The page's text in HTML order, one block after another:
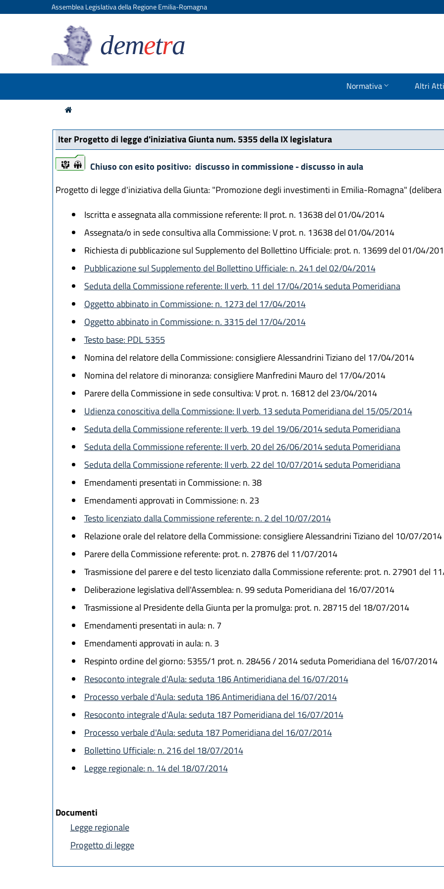
Assemblea Legislativa della Regione Emilia-Romagna
demetra
Normativa Altri Atti
Iter Progetto di legge d'iniziativa Giunta num. 5355 della IX legislatura
Chiuso con esito positivo: discusso in commissione - discusso in aula
Progetto di legge d'iniziativa della Giunta: "Promozione degli investimenti in Emilia-Romagna"
Iscritta e assegnata alla commissione referente: II prot. n. 13638 del 01/04/2014
Assegnata/o in sede consultiva alla Commissione: V prot. n. 13638 del 01/04/2014
Richiesta di pubblicazione sul Supplemento del Bollettino Ufficiale: prot. n. 13699 del 01/04/
Pubblicazione sul Supplemento del Bollettino Ufficiale: n. 241 del 02/04/2014
Seduta della Commissione referente: II verb. 11 del 17/04/2014 seduta Pomeridiana
Oggetto abbinato in Commissione: n. 1273 del 17/04/2014
Oggetto abbinato in Commissione: n. 3315 del 17/04/2014
Testo base: PDL 5355
Nomina del relatore della Commissione: consigliere Alessandrini Tiziano del 17/04/2014
Nomina del relatore di minoranza: consigliere Manfredini Mauro del 17/04/2014
Parere della Commissione in sede consultiva: V prot. n. 16812 del 23/04/2014
Udienza conoscitiva della Commissione: II verb. 13 seduta Pomeridiana del 15/05/2014
Seduta della Commissione referente: II verb. 19 del 19/06/2014 seduta Pomeridiana
Seduta della Commissione referente: II verb. 20 del 26/06/2014 seduta Pomeridiana
Seduta della Commissione referente: II verb. 22 del 10/07/2014 seduta Pomeridiana
Emendamenti presentati in Commissione: n. 38
Emendamenti approvati in Commissione: n. 23
Testo licenziato dalla Commissione referente: n. 2 del 10/07/2014
Relazione orale del relatore della Commissione: consigliere Alessandrini Tiziano del 10/07/2014
Parere della Commissione referente: prot. n. 27876 del 11/07/2014
Trasmissione del parere e del testo licenziato dalla Commissione referente: prot. n. 27901 del
Deliberazione legislativa dell'Assemblea: n. 99 seduta Pomeridiana del 16/07/2014
Trasmissione al Presidente della Giunta per la promulga: prot. n. 28715 del 18/07/2014
Emendamenti presentati in aula: n. 7
Emendamenti approvati in aula: n. 3
Respinto ordine del giorno: 5355/1 prot. n. 28456 / 2014 seduta Pomeridiana del 16/07/2014
Resoconto integrale d'Aula: seduta 186 Antimeridiana del 16/07/2014
Processo verbale d'Aula: seduta 186 Antimeridiana del 16/07/2014
Resoconto integrale d'Aula: seduta 187 Pomeridiana del 16/07/2014
Processo verbale d'Aula: seduta 187 Pomeridiana del 16/07/2014
Bollettino Ufficiale: n. 216 del 18/07/2014
Legge regionale: n. 14 del 18/07/2014
Documenti
Legge regionale
Progetto di legge